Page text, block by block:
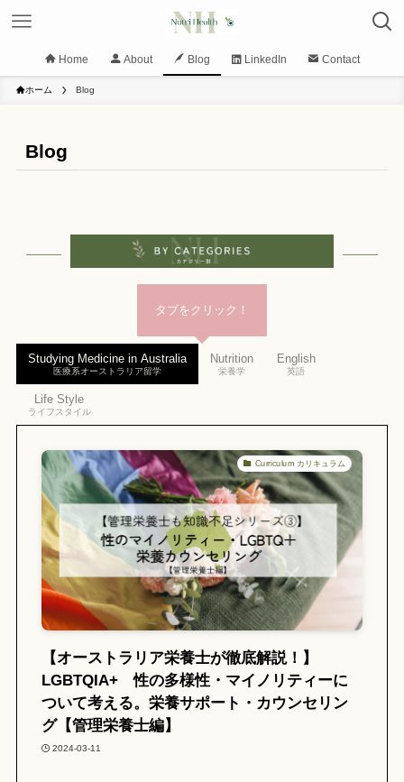
Home About Blog LinkedIn Contact
ホーム Blog
Blog
タブをクリック！
Studying Medicine in Australia
医療系オーストラリア留学
Nutrition
栄養学
English
英語
Life Style
ライフスタイル
Curriculum カリキュラム
【オーストラリア栄養士が徹底解説！】
LGBTQIA+ 性の多様性・マイノリティーに
ついて考える。栄養サポート・カウンセリン
グ【管理栄養士編】
2024-03-11